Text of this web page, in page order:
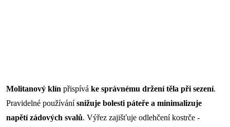
Molitanový klín přispívá ke správnému držení těla při sezení.
Pravidelné používánísnižuje bolesti páteře a minimalizuje
napětí zádových svalů. Výřez zajišťuje odlehčení kostrče -